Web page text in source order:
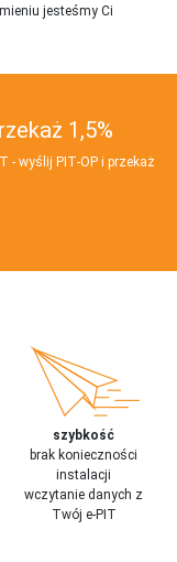
jesteśmy Ci
1,5%
wyślij PIT‑OP i przekaż
szybkość
brak konieczności
instalacji
wczytanie danych z
Twój e-PIT